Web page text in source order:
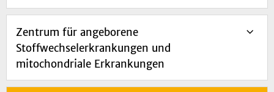
Zentrum für angeborene
Stoffwechselerkrankungen und
mitochondriale Erkrankungen